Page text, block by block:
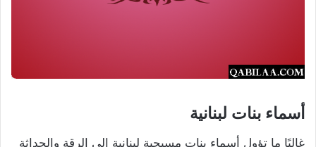
أسماء بنات لبنانية
غالبًا ما تؤول أسماء بنات مسيحية لبنانية إلى الرقة والحداثة